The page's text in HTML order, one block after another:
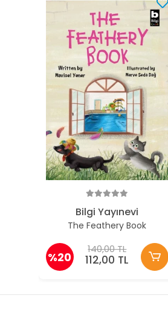
Bilgi Yayınevi
The Feathery Book
%20
140,00 TL
112,00 TL